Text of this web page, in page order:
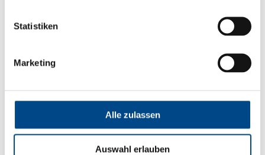
Statistiken
Marketing
Alle zulassen
Auswahl erlauben